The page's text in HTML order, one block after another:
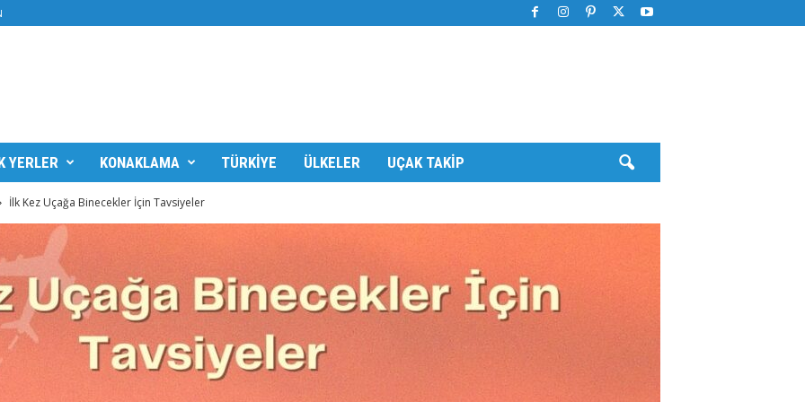
YERLER KONAKLAMA TÜRKIYE ÜLKELER UÇAK TAKIP
İlk Kez Uçağa Binecekler İçin Tavsiyeler